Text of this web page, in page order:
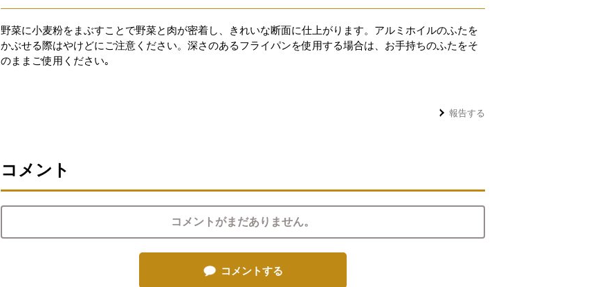
野菜に小麦粉をまぶすことで野菜と肉が密着し、きれいな断面に仕上がります。アルミホイルのふたを
かぶせる際はやけどにご注意ください。深さのあるフライパンを使用する場合は、お手持ちのふたをそ
のままご使用ください｡
報告する
コメント
コメントがまだありません。
コメントする